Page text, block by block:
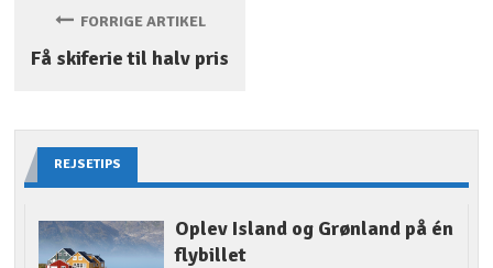
FORRIGE ARTIKEL
Få skiferie til halv pris
REJSETIPS
Oplev Island og Grønland på én
flybillet